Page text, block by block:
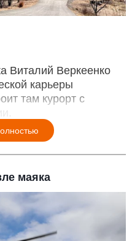
Виталий Веркеенко
карьеры
там курорт с
маяка